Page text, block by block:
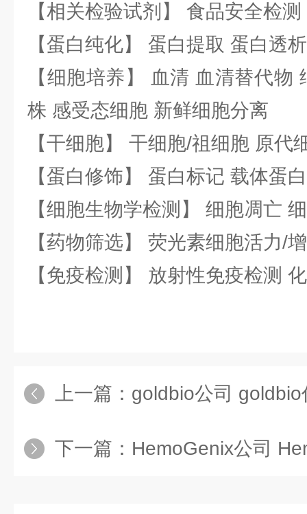
【相关检验试剂】 食品安全检
【蛋白纯化】 蛋白提取 蛋白透
【细胞培养】 血清 血清替代物
株 感受态细胞 新鲜细胞分离
【干细胞】 干细胞/祖细胞 原代
【蛋白修饰】 蛋白标记 载体蛋
【细胞生物学检测】 细胞凋亡
【药物筛选】 荧光素细胞活力/
【免疫检测】 放射性免疫检测
上一篇： goldbio公司 goldbio
下一篇： HemoGenix公司